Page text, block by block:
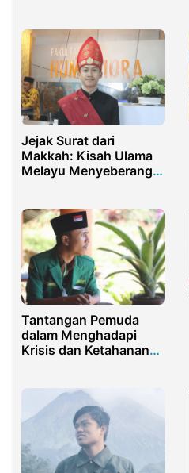
Jejak Surat dari
Makkah: Kisah Ulama
Melayu Menyeberangi
Tantangan Pemuda
dalam Menghadapi
Krisis dan Ketahanan